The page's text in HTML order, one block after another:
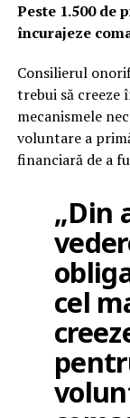
Peste 1.500 de
încurajeze
Consilierul
trebui să
mecanismele
voluntare a
financiară de a
„Din
cel